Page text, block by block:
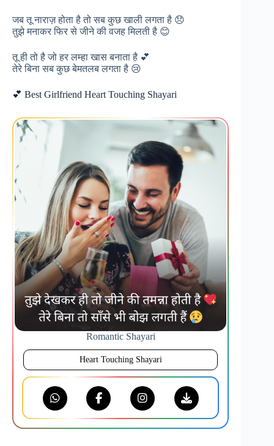
जब तू नाराज़ होता है तो सब कुछ खाली लगता है 😞
तुझे मनाकर फिर से जीने की वजह मिलती है 😊
तू ही तो है जो हर लम्हा खास बनाता है 💕
तेरे बिना सब कुछ बेमतलब लगता है 😢
💕 Best Girlfriend Heart Touching Shayari
Romantic Shayari
Heart Touching Shayari